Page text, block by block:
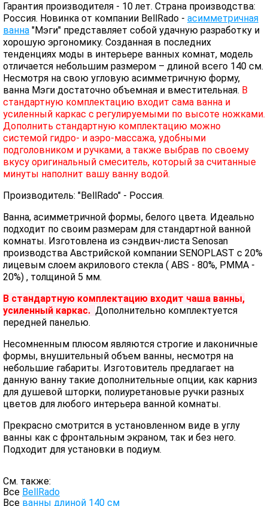
Гарантия производителя - 10 лет. Страна производства:
Россия. Новинка от компании BellRado - асимметричная
ванна "Мэги" представляет собой удачную разработку и
хорошую эргономику. Созданная в последних
тенденциях моды в интерьере ванных комнат, модель
отличается небольшим размером – длиной всего 140 см.
Несмотря на свою угловую асимметричную форму,
ванна Мэги достаточно объемная и вместительная. В
стандартную комплектацию входит сама ванна и
усиленный каркас с регулируемыми по высоте ножками.
Дополнить стандартную комплектацию можно
системой гидро- и аэро-массажа, удобными
подголовником и ручками, а также выбрав по своему
вкусу оригинальный смеситель, который за считанные
минуты наполнит вашу ванну водой.
Производитель: "BellRado" - Россия.
Ванна, асимметричной формы, белого цвета. Идеально
подходит по своим размерам для стандартной ванной
комнаты. Изготовлена из сэндвич-листа Senosan
производства Австрийской компании SENOPLAST c 20%
лицевым слоем акрилового стекла ( ABS - 80%, PMMA -
20%) , толщиной 5 мм.
В стандартную комплектацию входит чаша ванны,
усиленный каркас. Дополнительно комплектуется
передней панелью.
Несомненным плюсом являются строгие и лаконичные
формы, внушительный объем ванны, несмотря на
небольшие габариты. Изготовитель предлагает на
данную ванну такие дополнительные опции, как карниз
для душевой шторки, полиуретановые ручки разных
цветов для любого интерьера ванной комнаты.
Прекрасно смотрится в установленном виде в углу
ванны как с фронтальным экраном, так и без него.
Подходит для установки в подиум.
См. также:
Все BellRado
Все ванны длиной 140 см